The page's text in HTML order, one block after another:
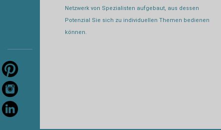
Netzwerk von Spezialisten aufgebaut, aus dessen
Potenzial Sie sich zu individuellen Themen bedienen
können.